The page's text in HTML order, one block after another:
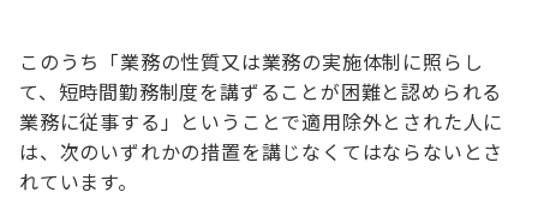
このうち「業務の性質又は業務の実施体制に照らし
て、短時間勤務制度を講ずることが困難と認められる
業務に従事する」ということで適用除外とされた人に
は、次のいずれかの措置を講じなくてはならないとさ
れています。